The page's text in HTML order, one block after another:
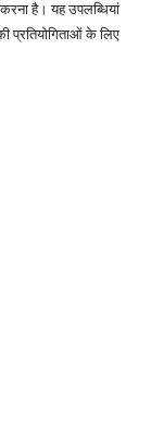
है। यह उपलब्धियां
प्रतियोगिताओं के लिए